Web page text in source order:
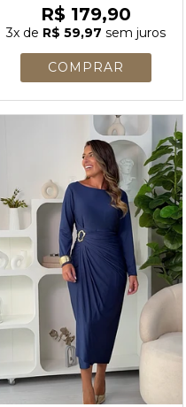
R$ 179,90
3x de R$ 59,97 sem juros